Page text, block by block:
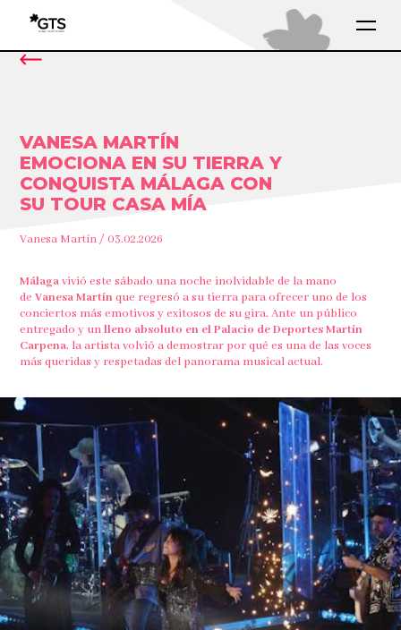
VANESA MARTÍN
EMOCIONA EN SU TIERRA Y
CONQUISTA MÁLAGA CON
SU TOUR CASA MÍA
Vanesa Martín / 03.02.2026
Málagavivió este sábado una noche inolvidable de la mano
deVanesa Martínque regresó a su tierra para ofrecer uno de los
conciertos más emotivos y exitosos de su gira. Ante un público
entregado y unlleno absoluto en el Palacio de Deportes Martín
Carpena, la artista volvió a demostrar por qué es una de las voces
más queridas y respetadas del panorama musical actual.